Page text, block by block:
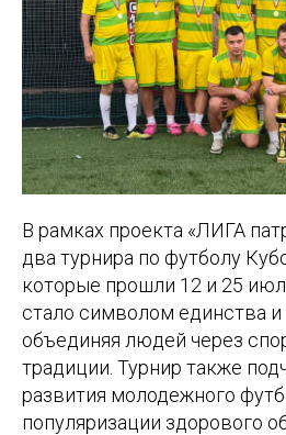
В рамках проекта «ЛИГА
два турнира по футболу
которые прошли 12 и 25
стало символом единства и
объединяя людей через
традиции. Турнир также
развития молодежного
популяризации здорового